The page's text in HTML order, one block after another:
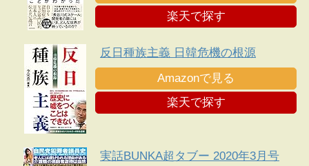
楽天で探す
反日種族主義 日韓危機の根源
Amazonで見る
楽天で探す
実話BUNKA超タブー 2020年3月号